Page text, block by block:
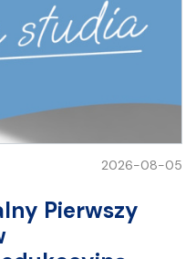
2026-08-05
Pierwszy